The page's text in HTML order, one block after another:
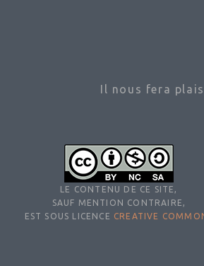
Il nous fera
LE CONTENU DE CE SITE,
SAUF MENTION CONTRAIRE,
EST SOUS LICENCE CREATIVE